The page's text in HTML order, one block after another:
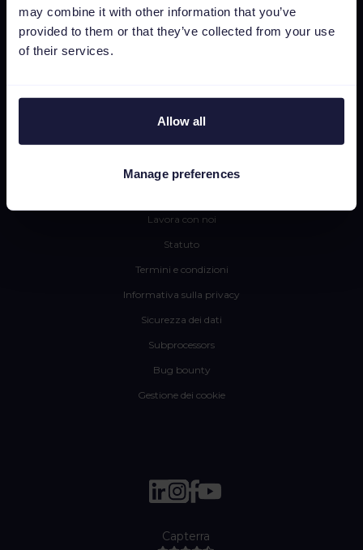
may combine it with other information that you’ve
provided to them or that they’ve collected from your use
of their services.
Allow all
Manage preferences
Area Stampa
Blog
Channable Academy
Lavora con noi
Statuto
Termini e condizioni
Informativa sulla privacy
Sicurezza dei dati
Subprocessors
Bug bounty
Gestione dei cookie
Capterra